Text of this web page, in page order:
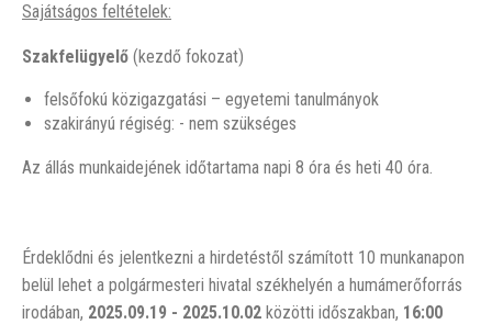
Sajátságos feltételek:
Szakfelügyelő (kezdő fokozat)
felsőfokú közigazgatási – egyetemi tanulmányok
szakirányú régiség: - nem szükséges
Az állás munkaidejének időtartama napi 8 óra és heti 40 óra.
Érdeklődni és jelentkezni a hirdetéstől számított 10 munkanapon
belül lehet a polgármesteri hivatal székhelyén a humámerőforrás
irodában, 2025.09.19 - 2025.10.02 közötti időszakban, 16:00